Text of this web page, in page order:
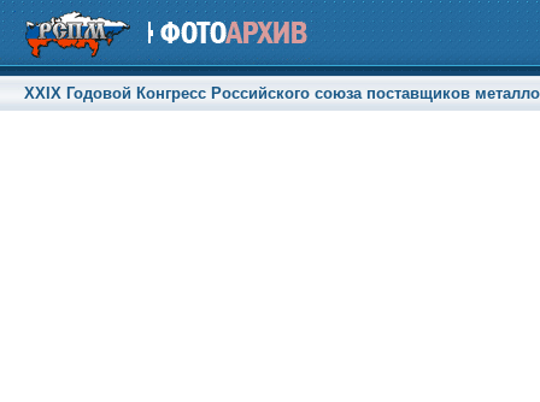
XXIX Годовой Конгресс Российского союза поставщиков